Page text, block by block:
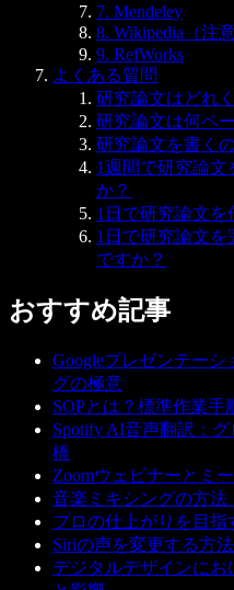
7. Mendeley
8. Wikipedia（注
9. RefWorks
よくある質問
研究論文はどれ
研究論文は何ペ
研究論文を書く
1週間で研究論
か？
1日で研究論文を
1日で研究論文
ですか？
おすすめ記事
Googleプレゼンテー
グの極意
SOPとは？標準作業手
Spotify AI音声翻訳：
橋
Zoomウェビナーとミ
音楽ミキシングの方法
プロの仕上がりを目
Siriの声を変更する方法
デジタルデザインに